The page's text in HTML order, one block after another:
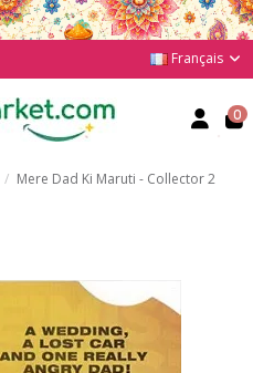
Français
0
Mere Dad Ki Maruti - Collector 2